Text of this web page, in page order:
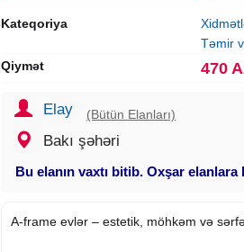
Kateqoriya
Təmir
Qiymət
470
Elay (Bütün Elanları)
Bakı şəhəri
Bu elanın vaxtı bitib. Oxşar elanlara
A-frame evlər – estetik, möhkəm və